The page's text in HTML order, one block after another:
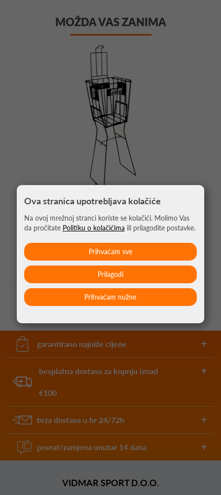
MOŽDA VAS ZANIMA
KOŠARA ZA TENIS LOPTE PRO'S PRO
43,66 €
garantirano najniže cijene
besplatna dostava za kupnju iznad
€100
brza dostava u hr 24/72h
povrat/zamjena unutar 14 dana
VIDMAR SPORT D.O.O.
Ova stranica upotrebljava kolačiće
Na ovoj mrežnoj stranci koriste se kolačići. Molimo Vas
da pročitate Politiku o kolačićima ili prilagodite postavke.
Prihvaćam nužne
Prilagodi
Prihvaćam sve